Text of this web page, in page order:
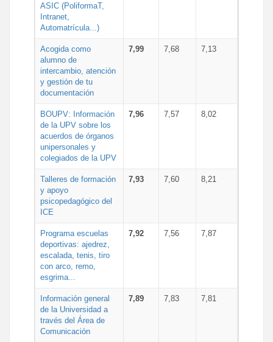
ASIC (PoliformaT,
Intranet,
Automatrícula...)
Acogida como
alumno de
intercambio, atención
y gestión de tu
documentación
7,99 7,68 7,13
BOUPV: Información
de la UPV sobre los
acuerdos de órganos
unipersonales y
colegiados de la UPV
7,96 7,57 8,02
Talleres de formación
y apoyo
psicopedagógico del
ICE
7,93 7,60 8,21
Programa escuelas
deportivas: ajedrez,
escalada, tenis, tiro
con arco, remo,
esgrima...
7,92 7,56 7,87
Información general
de la Universidad a
través del Área de
Comunicación
7,89 7,83 7,81